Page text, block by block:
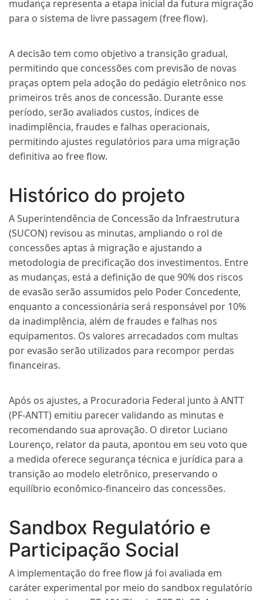
mudança representa a etapa inicial da futura migração
para o sistema de livre passagem (free flow).
A decisão tem como objetivo a transição gradual,
permitindo que concessões com previsão de novas
praças optem pela adoção do pedágio eletrônico nos
primeiros três anos de concessão. Durante esse
período, serão avaliados custos, índices de
inadimplência, fraudes e falhas operacionais,
permitindo ajustes regulatórios para uma migração
definitiva ao free flow.
Histórico do projeto
A Superintendência de Concessão da Infraestrutura
(SUCON) revisou as minutas, ampliando o rol de
concessões aptas à migração e ajustando a
metodologia de precificação dos investimentos. Entre
as mudanças, está a definição de que 90% dos riscos
de evasão serão assumidos pelo Poder Concedente,
enquanto a concessionária será responsável por 10%
da inadimplência, além de fraudes e falhas nos
equipamentos. Os valores arrecadados com multas
por evasão serão utilizados para recompor perdas
financeiras.
Após os ajustes, a Procuradoria Federal junto à ANTT
(PF-ANTT) emitiu parecer validando as minutas e
recomendando sua aprovação. O diretor Luciano
Lourenço, relator da pauta, apontou em seu voto que
a medida oferece segurança técnica e jurídica para a
transição ao modelo eletrônico, preservando o
equilíbrio econômico-financeiro das concessões.
Sandbox Regulatório e
Participação Social
A implementação do free flow já foi avaliada em
caráter experimental por meio do sandbox regulatório